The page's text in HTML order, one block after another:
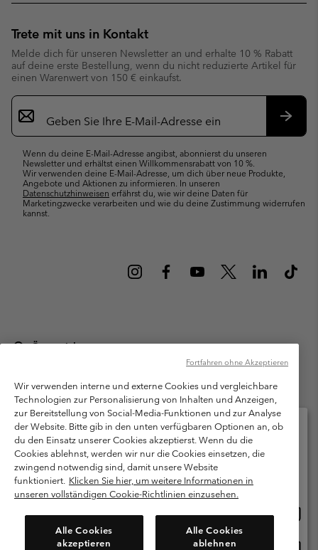
Trete mit uns in Kontakt
Melde dich für unseren Newsletter an und erhalte 10 % Rabatt
auf deine erste Bestellung, wenn du nicht reduzierte Artikel für
einen Warenwert von 150 € einkaufst.
Newsletter-
Anmeldung
Wenn du deine E-Mail-Adresse angibst, abonnierst du unseren
Newsletter und erhältst einen Willkommensrabatt von 10 %.
Wir verwenden deine E-Mail-Adresse, um dich über neue Produkte,
Angebote und Aktionen zu informieren. In unseren
Datenschutzhinweisen erfährst du, wie wir deine Daten für
Marketingzwecke verarbeiten und wie du deine Zustimmung widerrufen
kannst.
Österreich
Columbia Sportswear Austria GmbH. Moosfeldstraße 1, 5101
Bergheim, Salzburg Österreich. Alle Rechte vorbehalten.
Nutzungsbedingungen
Allgemeine Verkaufsbedingungen
Garantie
Datenschutzerklärung
Bestimmungen und Bedingungen des Mitglieder Programms
Nutzungsbedingungen Für Nutzergenerierte Inhalte
Cookies
Kundenservice: Mo- Fr. 9:00 - 13:00 & 14:00- 18:00 Uhr
(+)43720880525
Wir verwenden interne und externe Cookies und vergleichbare
Technologien zur Personalisierung von Inhalten und Anzeigen,
zur Bereitstellung von Social-Media-Funktionen und zur Analyse
der Website. Bitte gib in den unten verfügbaren Optionen an, ob
du den Einsatz unserer Cookies akzeptierst. Wenn du die
Cookies ablehnst, werden wir nur die Cookies einsetzen, die
zwingend notwendig sind, damit unsere Website
funktioniert. Klicken Sie hier, um weitere Informationen in
unseren vollständigen Cookie-Richtlinien einzusehen.
Alle Cookies
akzeptieren
Alle Cookies
ablehnen
Fortfahren ohne Akzeptieren
Bitte wählen Sie Ihr Lieferland und Ihre Sprache
Online-Einkauf verfügbar
Österreich